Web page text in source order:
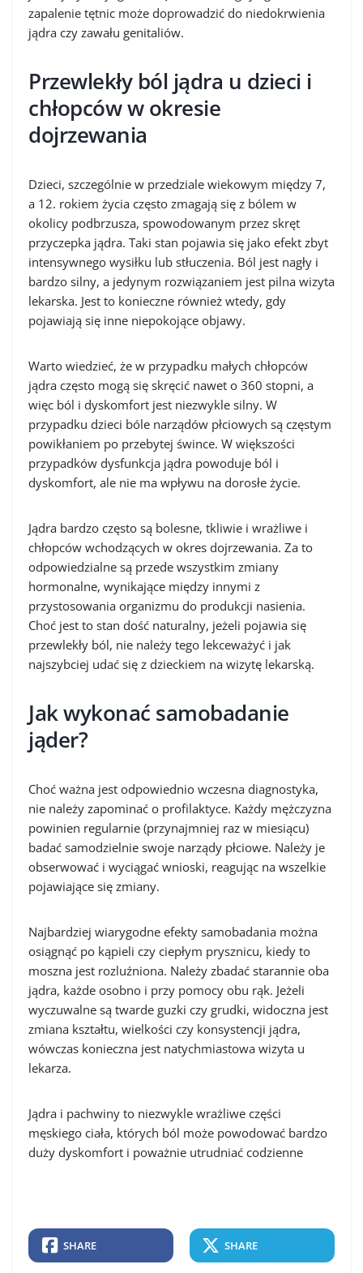
zapalenie tętnic może doprowadzić do niedokrwienia
jądra czy zawału genitaliów.
Przewlekły ból jądra u dzieci i
chłopców w okresie
dojrzewania
Dzieci, szczególnie w przedziale wiekowym między 7,
a 12. rokiem życia często zmagają się z bólem w
okolicy podbrzusza, spowodowanym przez skręt
przyczepka jądra. Taki stan pojawia się jako efekt zbyt
intensywnego wysiłku lub stłuczenia. Ból jest nagły i
bardzo silny, a jedynym rozwiązaniem jest pilna wizyta
lekarska. Jest to konieczne również wtedy, gdy
pojawiają się inne niepokojące objawy.
Warto wiedzieć, że w przypadku małych chłopców
jądra często mogą się skręcić nawet o 360 stopni, a
więc ból i dyskomfort jest niezwykle silny. W
przypadku dzieci bóle narządów płciowych są częstym
powikłaniem po przebytej śwince. W większości
przypadków dysfunkcja jądra powoduje ból i
dyskomfort, ale nie ma wpływu na dorosłe życie.
Jądra bardzo często są bolesne, tkliwie i wrażliwe i
chłopców wchodzących w okres dojrzewania. Za to
odpowiedzialne są przede wszystkim zmiany
hormonalne, wynikające między innymi z
przystosowania organizmu do produkcji nasienia.
Choć jest to stan dość naturalny, jeżeli pojawia się
przewlekły ból, nie należy tego lekceważyć i jak
najszybciej udać się z dzieckiem na wizytę lekarską.
Jak wykonać samobadanie
jąder?
Choć ważna jest odpowiednio wczesna diagnostyka,
nie należy zapominać o profilaktyce. Każdy mężczyzna
powinien regularnie (przynajmniej raz w miesiącu)
badać samodzielnie swoje narządy płciowe. Należy je
obserwować i wyciągać wnioski, reagując na wszelkie
pojawiające się zmiany.
Najbardziej wiarygodne efekty samobadania można
osiągnąć po kąpieli czy ciepłym prysznicu, kiedy to
moszna jest rozluźniona. Należy zbadać starannie oba
jądra, każde osobno i przy pomocy obu rąk. Jeżeli
wyczuwalne są twarde guzki czy grudki, widoczna jest
zmiana kształtu, wielkości czy konsystencji jądra,
wówczas konieczna jest natychmiastowa wizyta u
lekarza.
Jądra i pachwiny to niezwykle wrażliwe części
męskiego ciała, których ból może powodować bardzo
duży dyskomfort i poważnie utrudniać codzienne
SHARE SHARE